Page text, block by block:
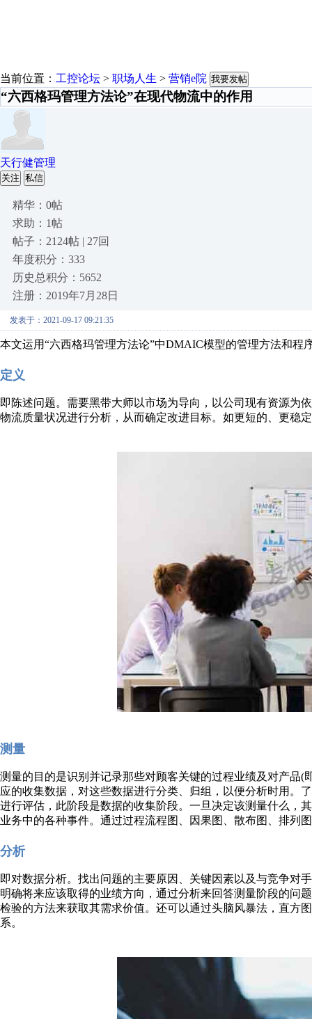
当前位置： 工控论坛 > 职场人生 > 营销e院 我要发帖
“六西格玛管理方法论”在现代物流中的作用
天行健管理
关注 私信
精华：0帖
求助：1帖
帖子：2124帖 | 27回
年度积分：333
历史总积分：5652
注册：2019年7月28日
发表于：2021-09-17 09:21:35
本文运用“六西格玛管理方法论”中DMAIC模型的管理方法和
定义
即陈述问题。需要黑带大师以市场为导向，以公司现有资源为
物流质量状况进行分析，从而确定改进目标。如更短的、更稳
测量
测量的目的是识别并记录那些对顾客关键的过程业绩及对产品
应的收集数据，对这些数据进行分类、归组，以便分析时用。
进行评估，此阶段是数据的收集阶段。一旦决定该测量什么，
业务中的各种事件。通过过程流程图、因果图、散布图、排列
分析
即对数据分析。找出问题的主要原因、关键因素以及与竞争对
明确将来应该取得的业绩方向，通过分析来回答测量阶段的问
检验的方法来获取其需求价值。还可以通过头脑风暴法，直方
系。